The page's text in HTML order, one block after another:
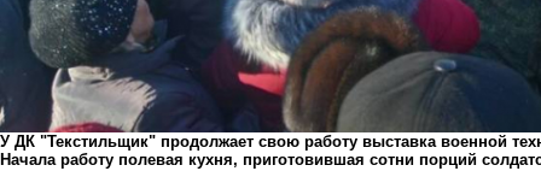
У ДК "Текстильщик" продолжает свою работу выставка военной
Начала работу полевая кухня, приготовившая сотни порций